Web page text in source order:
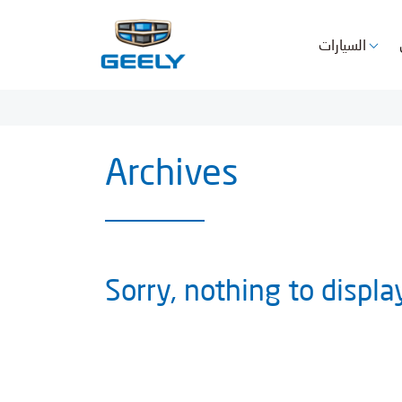
السيارات
Archives
Sorry, nothing to